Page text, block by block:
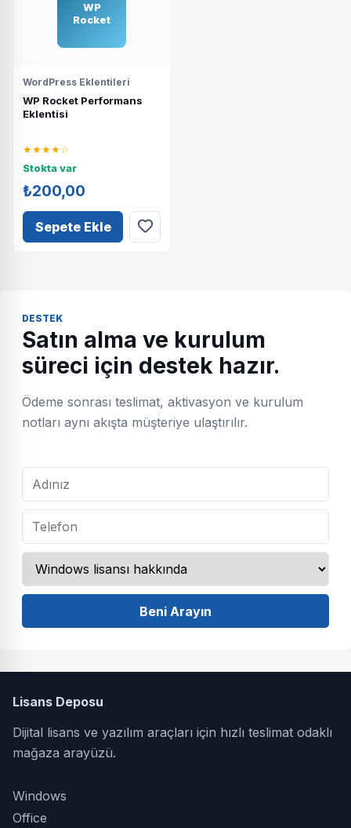
WP
Rocket
WordPress Eklentileri
WP Rocket Performans
Eklentisi
★★★★☆
Stokta var
₺200,00
Sepete Ekle
DESTEK
Satın alma ve kurulum
süreci için destek hazır.
Ödeme sonrası teslimat, aktivasyon ve kurulum
notları aynı akışta müşteriye ulaştırılır.
Beni Arayın
Lisans Deposu
Dijital lisans ve yazılım araçları için hızlı teslimat odaklı
mağaza arayüzü.
Windows
Office